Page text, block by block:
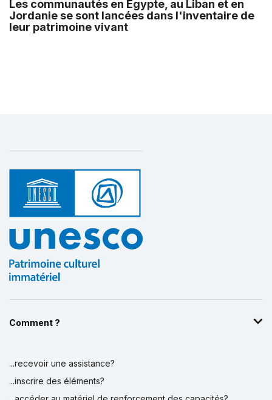
Les communautés en Egypte, au Liban et en
Jordanie se sont lancées dans l'inventaire de
leur patrimoine vivant
Comment ?
...recevoir une assistance?
...inscrire des éléments?